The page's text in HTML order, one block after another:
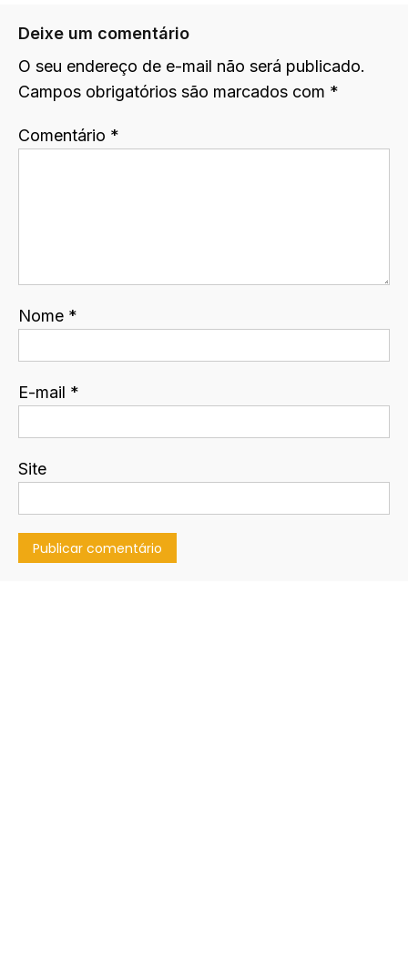
Deixe um comentário
O seu endereço de e-mail não será publicado.
Campos obrigatórios são marcados com *
Comentário *
Nome *
E-mail *
Site